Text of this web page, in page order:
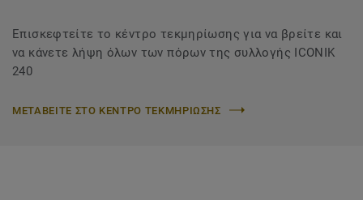
Επισκεφτείτε το κέντρο τεκμηρίωσης για να βρείτε και
να κάνετε λήψη όλων των πόρων της συλλογής ICONIK
240
ΜΕΤΑΒΕΙΤΕ ΣΤΟ ΚΕΝΤΡΟ ΤΕΚΜΗΡΙΩΣΗΣ